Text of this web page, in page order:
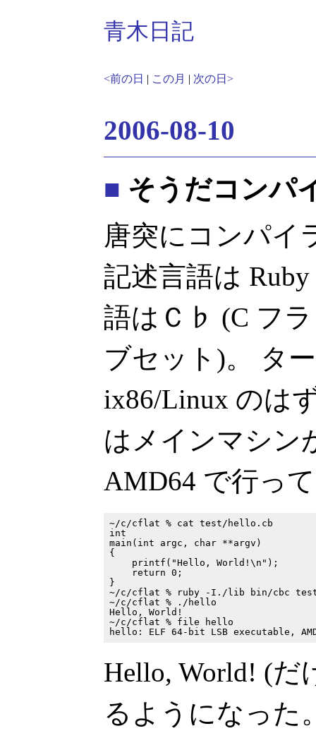
青木日記
<前の日 | この月 | 次の日>
2006-08-10
■ そうだコンパ
唐突にコンパイ
記述言語は
語はＣ♭ (C フ
ブセット)。 タ
ix86/Linux のは
はメインマシン
AMD64 で行っ
~/c/cflat % cat test/hello.cb
int
main(int argc, char **argv)
{
    printf("Hello, World!\n");
    return 0;
}
~/c/cflat % ruby -I./lib bin/cbc
~/c/cflat % ./hello
Hello, World!
~/c/cflat % file hello
Hello, World! (
るようになった